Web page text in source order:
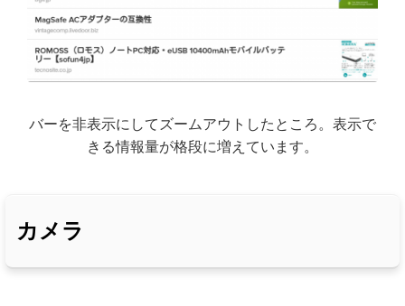
バーを非表示にしてズームアウトしたところ。表示で
きる情報量が格段に増えています。
カメラ